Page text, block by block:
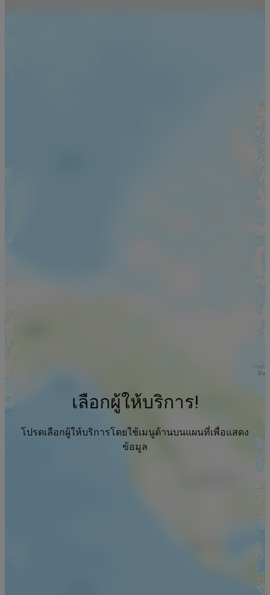
เลือกผู้ให้บริการ!
โปรดเลือกผู้ให้บริการโดยใช้เมนูด้านบนแผนที่เพื่อแสดง
ข้อมูล